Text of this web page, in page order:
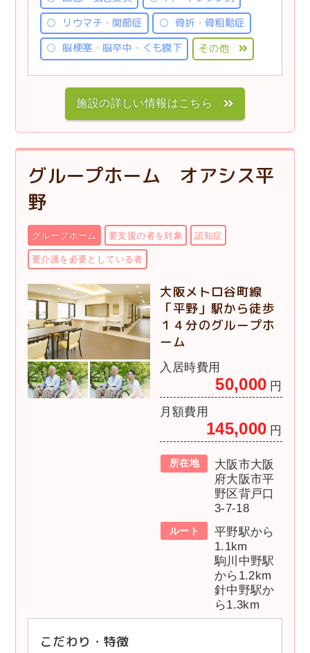
リウマチ・関節症
骨折・骨粗鬆症
脳梗塞・脳卒中・くも膜下
その他
施設の詳しい情報はこちら
グループホーム オアシス平
野
グループホーム 要支援の者を対象 認知症
要介護を必要としている者
大阪メトロ谷町線
「平野」駅から徒歩
１４分のグループホ
ーム
入居時費用
50,000 円
月額費用
145,000 円
所在地
大阪市大阪
府大阪市平
野区背戸口
3-7-18
ルート
平野駅から
1.1km
駒川中野駅
から1.2km
針中野駅か
ら1.3km
こだわり・特徴